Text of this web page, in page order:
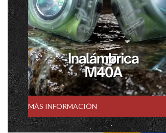
MÁS INFORMACIÓN